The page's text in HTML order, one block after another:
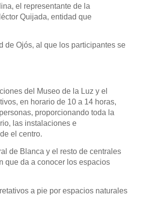
el representante de la
Quijada, entidad que
de Ojós, al que los participantes se
del Museo de la Luz y el
en horario de 10 a 14 horas,
proporcionando toda la
las instalaciones e
el centro.
de Blanca y el resto de centrales
que da a conocer los espacios
a pie por espacios naturales